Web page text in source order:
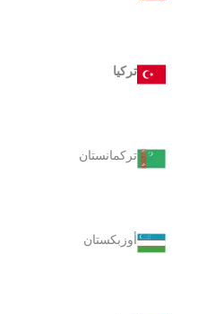
تركيا
تركمانستان
أوزبكستان